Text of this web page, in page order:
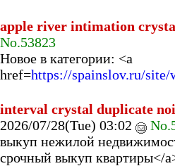
apple river intimation
No.53823
Новое в категории: <a
href=https://spainslov.ru/
interval crystal duplicate
2026/07/28(Tue) 03:02
выкуп нежилой
срочный выкуп квартиры</